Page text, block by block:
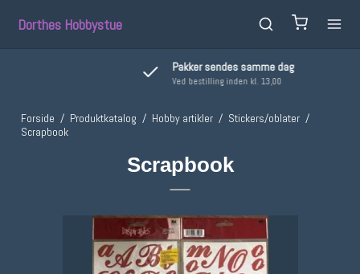
Dorthes Hobbystue
Pakker sendes samme dag
Ved bestilling inden kl. 13,00
Forside / Produktkatalog / Hobby artikler / Stickers/oblater /
Scrapbook
Scrapbook